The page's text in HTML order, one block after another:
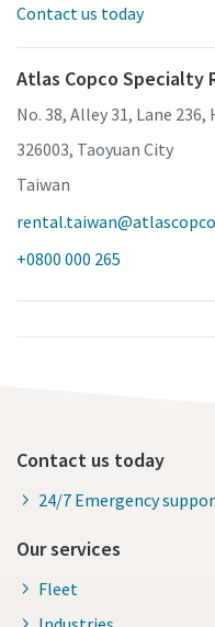
Contact us today
Atlas Copco Specialty
No. 38, Alley 31, Lane
326003, Taoyuan City
Taiwan
+0800 000 265
Contact us today
24/7 Emergency
Our services
Fleet